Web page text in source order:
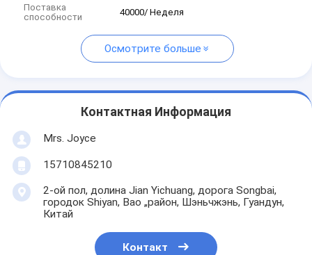
Поставка
способности
40000/ Неделя
Осмотрите больше
Контактная Информация
Mrs. Joyce
15710845210
2-ой пол, долина Jian Yichuang, дорога Songbai,
городок Shiyan, Bao „район, Шэньчжэнь, Гуандун,
Китай
Контакт